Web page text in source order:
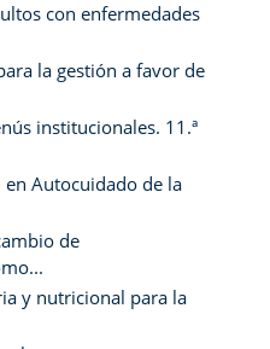
con enfermedades
la gestión a favor de
institucionales. 11.ª
Autocuidado de la
de
y nutricional para la